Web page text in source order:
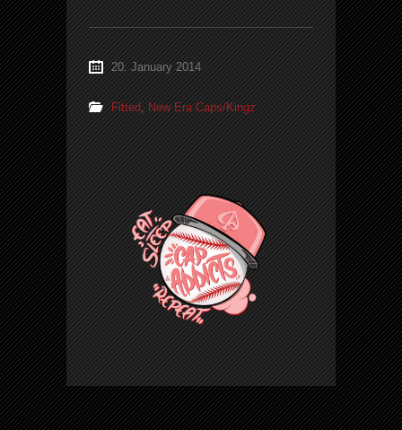
20. January 2014
Fitted,New Era Caps/Kingz